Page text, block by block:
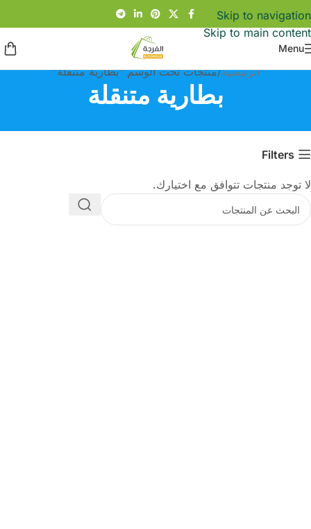
Skip to navigation
Skip to main content
Menu
الرئيسية منتجات تحت الوسم “بطارية متنقلة”
بطارية متنقلة
Filters
لا توجد منتجات تتوافق مع اختيارك.